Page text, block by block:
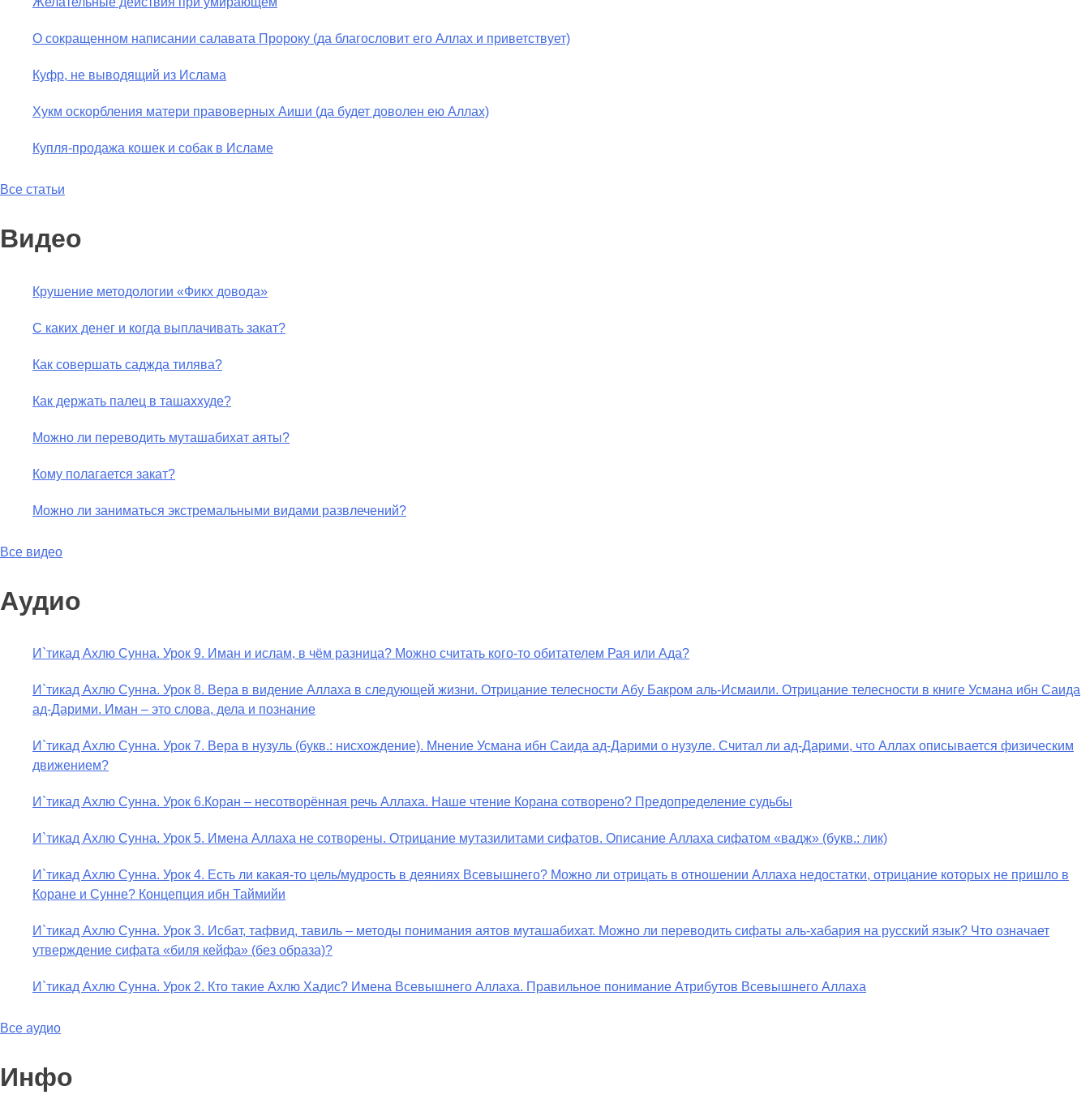
О сокращенном написании салавата Пророку (да благословит его Аллах и приветствует)
Куфр, не выводящий из Ислама
Хукм оскорбления матери правоверных Аиши (да будет доволен ею Аллах)
Купля-продажа кошек и собак в Исламе
Все статьи
Видео
Крушение методологии «Фикх довода»
С каких денег и когда выплачивать закат?
Как совершать саджда тилява?
Как держать палец в ташаххуде?
Можно ли переводить муташабихат аяты?
Кому полагается закат?
Можно ли заниматься экстремальными видами развлечений?
Все видео
Аудио
И`тикад Ахлю Сунна. Урок 9. Иман и ислам, в чём разница? Можно считать кого-то обитателем Рая или Ада?
И`тикад Ахлю Сунна. Урок 8. Вера в видение Аллаха в следующей жизни. Отрицание телесности Абу Бакром аль-Исмаили. Отрицание телесности в книге Усмана ибн Саида
ад-Дарими. Иман – это слова, дела и познание
И`тикад Ахлю Сунна. Урок 7. Вера в нузуль (букв.: нисхождение). Мнение Усмана ибн Саида ад-Дарими о нузуле. Считал ли ад-Дарими, что Аллах описывается физическим
движением?
И`тикад Ахлю Сунна. Урок 6.Коран – несотворённая речь Аллаха. Наше чтение Корана сотворено? Предопределение судьбы
И`тикад Ахлю Сунна. Урок 5. Имена Аллаха не сотворены. Отрицание мутазилитами сифатов. Описание Аллаха сифатом «вадж» (букв.: лик)
И`тикад Ахлю Сунна. Урок 4. Есть ли какая-то цель/мудрость в деяниях Всевышнего? Можно ли отрицать в отношении Аллаха недостатки, отрицание которых не пришло в
Коране и Сунне? Концепция ибн Таймийи
И`тикад Ахлю Сунна. Урок 3. Исбат, тафвид, тавиль – методы понимания аятов муташабихат. Можно ли переводить сифаты аль-хабария на русский язык? Что означает
утверждение сифата «биля кейфа» (без образа)?
И`тикад Ахлю Сунна. Урок 2. Кто такие Ахлю Хадис? Имена Всевышнего Аллаха. Правильное понимание Атрибутов Всевышнего Аллаха
Все аудио
Инфо